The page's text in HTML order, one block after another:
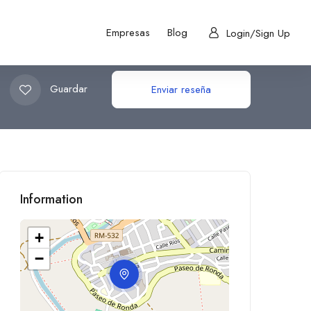
Empresas Blog Login/Sign Up
Guardar Enviar reseña
Information
+
−